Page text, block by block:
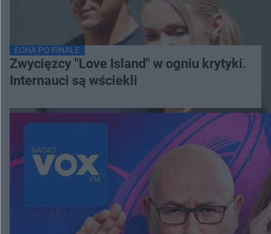
ECHA PO FINALE
Zwycięzcy "Love Island" w ogniu krytyki.
Internauci są wściekli